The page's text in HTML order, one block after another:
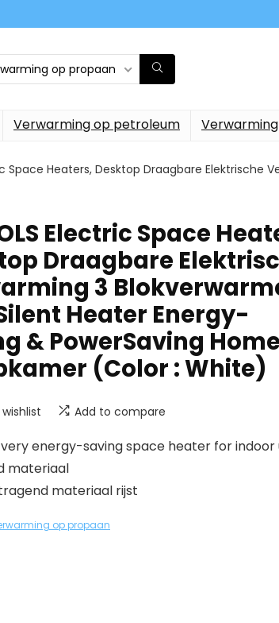
op propaan
Verwarming op petroleum
Space Heaters, Desktop Draagbare Elektrische
Electric Space
Draagbare
3
Heater Energy-
& PowerSaving
(Color : White)
Add to compare
very energy-saving space heater for indoor
materiaal
materiaal rijst
op propaan